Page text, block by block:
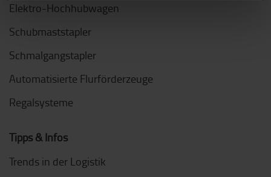
Elektro-Hochhubwagen
Schubmaststapler
Schmalgangstapler
Automatisierte Flurförderzeuge
Regalsysteme
Tipps & Infos
Trends in der Logistik